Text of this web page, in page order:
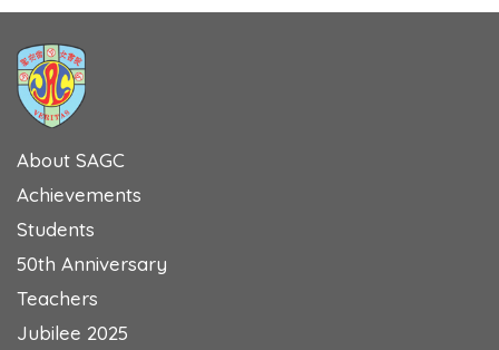
About SAGC
Achievements
Students
50th Anniversary
Teachers
Jubilee 2025